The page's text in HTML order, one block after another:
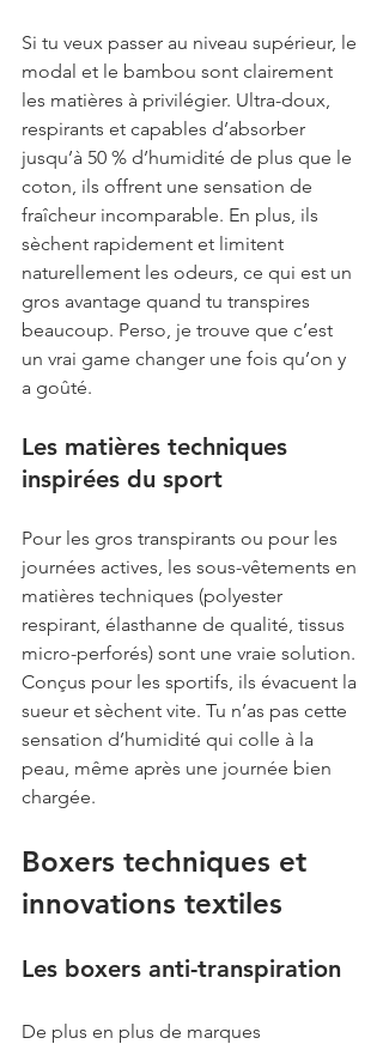
Si tu veux passer au niveau supérieur, le
modal et le bambou sont clairement
les matières à privilégier. Ultra-doux,
respirants et capables d’absorber
jusqu’à 50 % d’humidité de plus que le
coton, ils offrent une sensation de
fraîcheur incomparable. En plus, ils
sèchent rapidement et limitent
naturellement les odeurs, ce qui est un
gros avantage quand tu transpires
beaucoup. Perso, je trouve que c’est
un vrai game changer une fois qu’on y
a goûté.
Les matières techniques
inspirées du sport
Pour les gros transpirants ou pour les
journées actives, les sous-vêtements en
matières techniques (polyester
respirant, élasthanne de qualité, tissus
micro-perforés) sont une vraie solution.
Conçus pour les sportifs, ils évacuent la
sueur et sèchent vite. Tu n’as pas cette
sensation d’humidité qui colle à la
peau, même après une journée bien
chargée.
Boxers techniques et
innovations textiles
Les boxers anti-transpiration
De plus en plus de marques